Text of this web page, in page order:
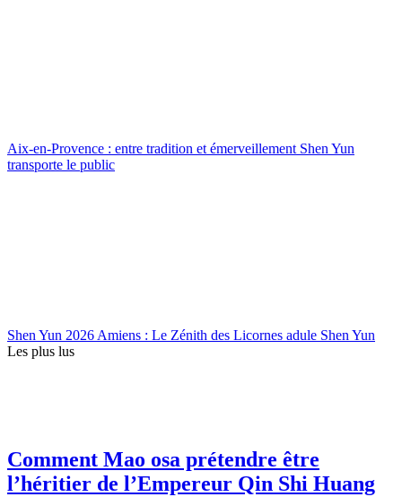
Aix-en-Provence : entre tradition et émerveillement Shen Yun
transporte le public
Shen Yun 2026 Amiens : Le Zénith des Licornes adule Shen Yun
Les plus lus
Comment Mao osa prétendre être
l’héritier de l’Empereur Qin Shi Huang